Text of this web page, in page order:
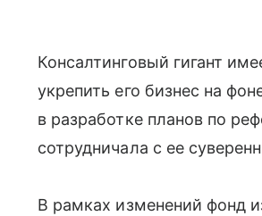
Консалтинговый гигант
укрепить его бизнес на
в разработке планов по
сотрудничала с ее
В рамках изменений фонд